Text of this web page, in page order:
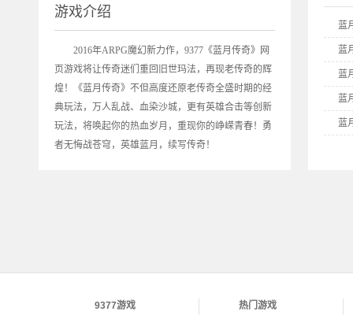
蓝
蓝
蓝
蓝
蓝
游戏介绍
2016年ARPG魔幻新力作，9377《蓝月传奇》网
页游戏将让传奇迷们重回旧世玛法，再现老传奇的辉
煌！《蓝月传奇》不但高度还原老传奇全盛时期的经
典玩法，万人乱战、血染沙城，更有英雄合击等创新
玩法，将唤起你的热血岁月，重现你的峥嵘青春！勇
者无悔战苍穹，英雄蓝月，续写传奇！
9377游戏
热门游戏